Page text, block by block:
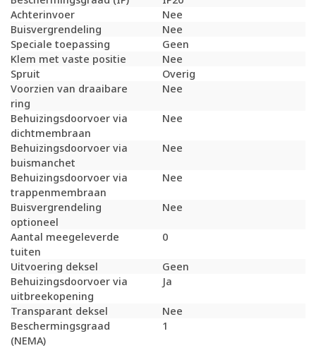
Achterinvoer
Nee
Buisvergrendeling
Nee
Speciale toepassing
Geen
Klem met vaste positie
Nee
Spruit
Overig
Voorzien van draaibare
ring
Nee
Behuizingsdoorvoer via
dichtmembraan
Nee
Behuizingsdoorvoer via
buismanchet
Nee
Behuizingsdoorvoer via
trappenmembraan
Nee
Buisvergrendeling
optioneel
Nee
Aantal meegeleverde
tuiten
0
Uitvoering deksel
Geen
Behuizingsdoorvoer via
uitbreekopening
Ja
Transparant deksel
Nee
Beschermingsgraad
(NEMA)
1